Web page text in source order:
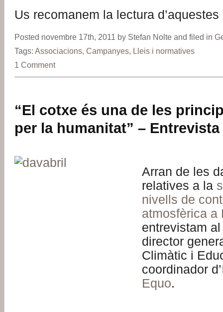
Us recomanem la lectura
Posted novembre 17th, 2011 by Stefan Nolte and filed in
Tags: Associacions Campanyes Lleis i normatives
1 Comment
“El cotxe és una de les
per la humanitat” –
Arran de les
relatives a la
nivells de
atmosfèrica a
entrevistam
director
Climàtic i
coordinador d’
Equo.